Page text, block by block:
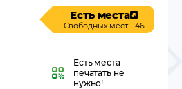
Есть места
Свободных мест - 46
Есть места
печатать не
нужно!